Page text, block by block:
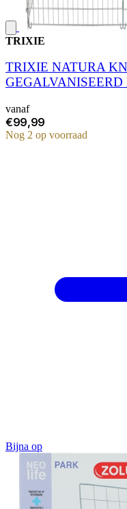
TRIXIE
TRIXIE NATURA
vanaf
€99,99
Nog 2 op voorraad
Bijna op